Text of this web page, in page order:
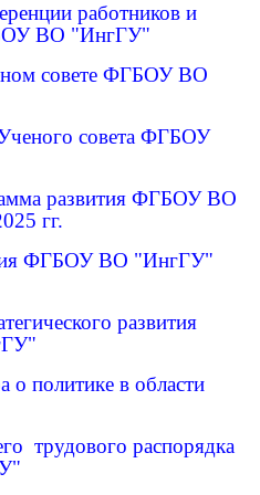
работников и
ВО "ИнгГУ"
совете ФГБОУ ВО
совета ФГБОУ
развития ФГБОУ ВО
гг.
ФГБОУ ВО "ИнгГУ"
развития
о политике в области
трудового распорядка